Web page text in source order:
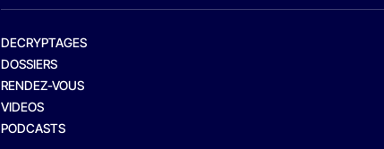
DECRYPTAGES
DOSSIERS
RENDEZ-VOUS
VIDEOS
PODCASTS